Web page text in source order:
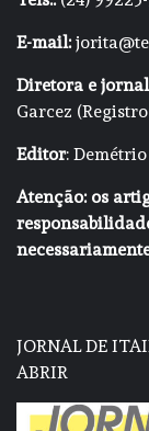
E-mail:
Diretora e
Garcez
Editor:
Atenção: os
JORNAL DE
ABRIR